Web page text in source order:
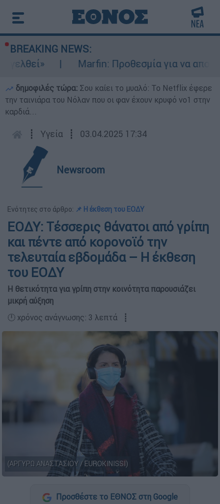
BREAKING NEWS:
Marfin: Προθεσμία για να
δημοφιλές τώρα: Σου καίει το μυαλό: Το Netflix έφερε
την ταινιάρα του Νόλαν που οι φαν έχουν κρυφό νο1 στην
καρδιά...
┋ Υγεία ┋ 03.04.2025 17:34
Newsroom
Ενότητες στο άρθρο: 📌 Η έκθεση του ΕΟΔΥ
ΕΟΔΥ: Τέσσερις θάνατοι από γρίπη
και πέντε από κορονοϊό την
τελευταία εβδομάδα – Η έκθεση
του ΕΟΔΥ
Η θετικότητα για γρίπη στην κοινότητα παρουσιάζει
μικρή αύξηση
🕛 χρόνος ανάγνωσης: 3 λεπτά ┋
(ΑΡΓΥΡΩ ΑΝΑΣΤΑΣΙΟΥ / EUROKINISSI)
Προσθέστε το ΕΘΝΟΣ στη Google